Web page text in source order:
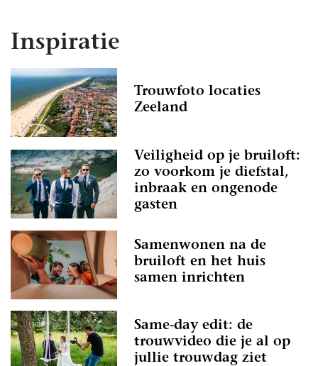
Inspiratie
Trouwfoto locaties
Zeeland
Veiligheid op je bruiloft:
zo voorkom je diefstal,
inbraak en ongenode
gasten
Samenwonen na de
bruiloft en het huis
samen inrichten
Same-day edit: de
trouwvideo die je al op
jullie trouwdag ziet